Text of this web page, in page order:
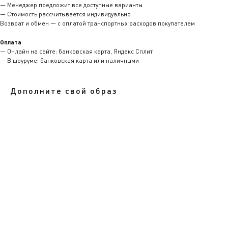
— Менеджер предложит все доступные варианты
— Стоимость рассчитывается индивидуально
Возврат и обмен — с оплатой транспортных расходов покупателем
Оплата
— Онлайн на сайте: банковская карта, Яндекс Сплит
— В шоуруме: банковская карта или наличными
Дополните свой образ